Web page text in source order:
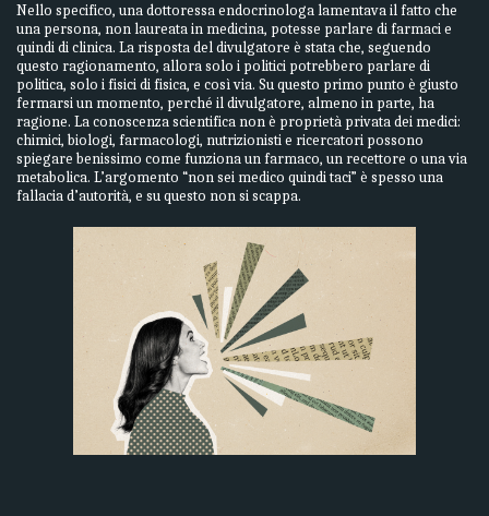
Nello specifico, una dottoressa endocrinologa lamentava il fatto che
una persona, non laureata in medicina, potesse parlare di farmaci e
quindi di clinica. La risposta del divulgatore è stata che, seguendo
questo ragionamento, allora solo i politici potrebbero parlare di
politica, solo i fisici di fisica, e così via. Su questo primo punto è giusto
fermarsi un momento, perché il divulgatore, almeno in parte, ha
ragione. La conoscenza scientifica non è proprietà privata dei medici:
chimici, biologi, farmacologi, nutrizionisti e ricercatori possono
spiegare benissimo come funziona un farmaco, un recettore o una via
metabolica. L’argomento “non sei medico quindi taci” è spesso una
fallacia d’autorità, e su questo non si scappa.